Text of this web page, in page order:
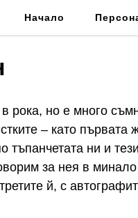
Начало
но е много
– като първата
тъпанчетата ни и
за нея в
й, с